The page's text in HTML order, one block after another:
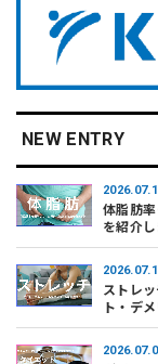
NEW ENTRY
体脂肪
を紹介し
ストレ
ト・デ